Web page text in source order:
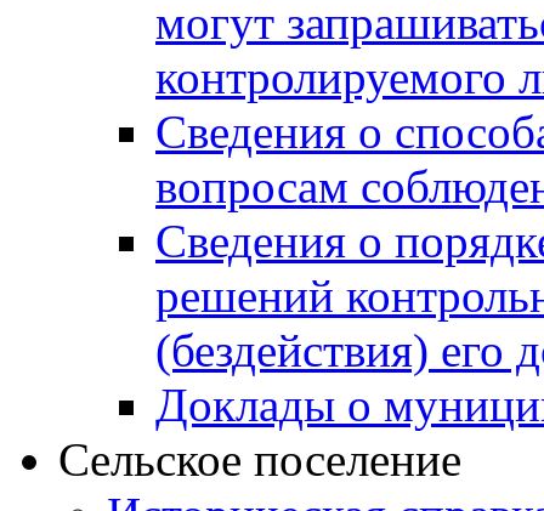
могут
контролируемого
Сведения о
вопросам
Сведения о
решений
(бездействия)
Доклады о
Сельское поселение